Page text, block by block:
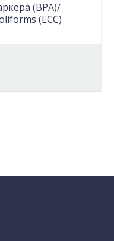
(BPA)/
(ECC)